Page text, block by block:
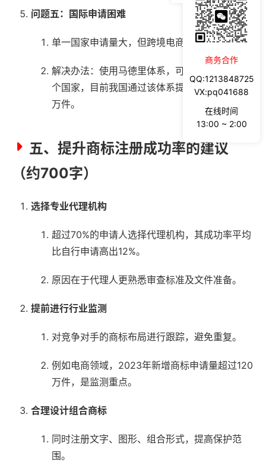
问题五：国际申请困难
单一国家申请量大，但跨境电商需求上升。
解决办法：使用马德里体系，可一次申请覆盖多
个国家，目前我国通过该体系提交的申请量超5
万件。
五、提升商标注册成功率的建议
（约700字）
选择专业代理机构
超过70%的申请人选择代理机构，其成功率平均
比自行申请高出12%。
原因在于代理人更熟悉审查标准及文件准备。
提前进行行业监测
对竞争对手的商标布局进行跟踪，避免重复。
例如电商领域，2023年新增商标申请量超过120
万件，是监测重点。
合理设计组合商标
同时注册文字、图形、组合形式，提高保护范
围。
商务合作
QQ:1213848725
VX:pq041688
在线时间
13:00 ~ 2:00